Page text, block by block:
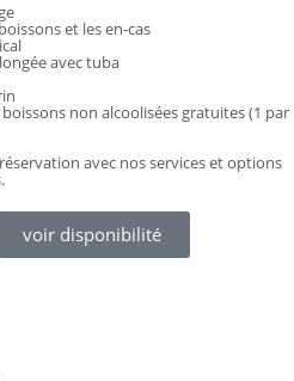
et les en-cas
avec tuba
non alcoolisées gratuites (1 par
avec nos services et options
voir disponibilité